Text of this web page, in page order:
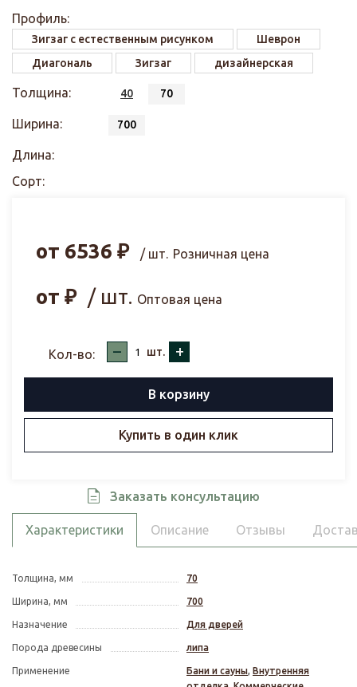
Профиль:
Зигзаг с естественным рисунком
Шеврон
Диагональ
Зигзаг дизайнерская
Толщина: 40 70
Ширина: 700
Длина:
Сорт:
от 6536 ₽ / шт. Розничная цена
от ₽ / шт. Оптовая цена
Кол-во: – шт. +
В корзину
Купить в один клик
Заказать консультацию
Характеристики Описание Отзывы
Толщина, мм 70
Ширина, мм 700
Назначение Для дверей
Порода древесины липа
Применение Бани и сауны, Внутренняя